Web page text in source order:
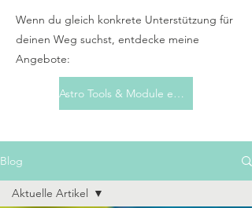
Wenn du gleich konkrete Unterstützung für
deinen Weg suchst, entdecke meine
Angebote:
Astro Tools & Module entdecken
Blog
Aktuelle Artikel